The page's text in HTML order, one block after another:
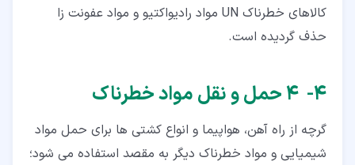
كالاهای خطرناک UN مواد رادیواكتیو و مواد عفونت زا
حذف گردیده است.
۴‏- 4 حمل و نقل مواد خطرناک
گرچه از راه ‌آهن، هواپیما و انواع کشتی‌ ها برای حمل مواد
شیمیایی و مواد خطرناک دیگر به مقصد استفاده می ‌شود؛